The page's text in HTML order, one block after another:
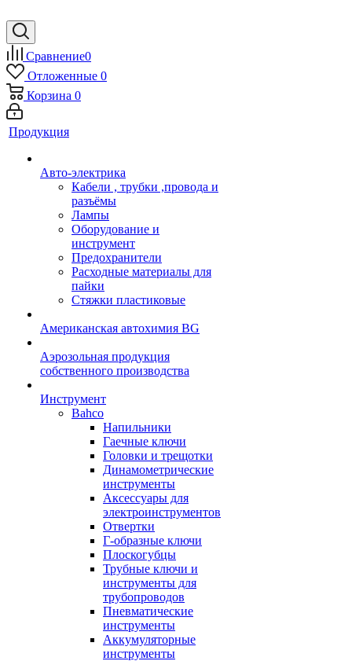
Сравнение0
Отложенные 0
Корзина 0
Продукция
Авто-электрика
Кабели , трубки ,провода и
разъёмы
Лампы
Оборудование и
инструмент
Предохранители
Расходные материалы для
пайки
Стяжки пластиковые
Американская автохимия BG
Аэрозольная продукция
собственного производства
Инструмент
Bahco
Напильники
Гаечные ключи
Головки и трещотки
Динамометрические
инструменты
Аксессуары для
электроинструментов
Отвертки
Г-образные ключи
Плоскогубцы
Трубные ключи и
инструменты для
трубопроводов
Пневматические
инструменты
Аккумуляторные
инструменты